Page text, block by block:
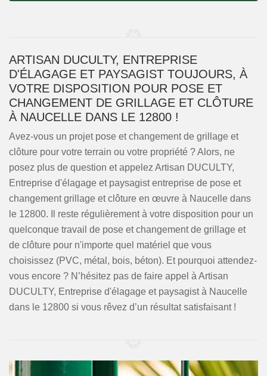
ARTISAN DUCULTY, ENTREPRISE
D'ÉLAGAGE ET PAYSAGIST TOUJOURS, À
VOTRE DISPOSITION POUR POSE ET
CHANGEMENT DE GRILLAGE ET CLÔTURE
À NAUCELLE DANS LE 12800 !
Avez-vous un projet pose et changement de grillage et
clôture pour votre terrain ou votre propriété ? Alors, ne
posez plus de question et appelez Artisan DUCULTY,
Entreprise d'élagage et paysagist entreprise de pose et
changement grillage et clôture en œuvre à Naucelle dans
le 12800. Il reste régulièrement à votre disposition pour un
quelconque travail de pose et changement de grillage et
de clôture pour n'importe quel matériel que vous
choisissez (PVC, métal, bois, béton). Et pourquoi attendez-
vous encore ? N’hésitez pas de faire appel à Artisan
DUCULTY, Entreprise d'élagage et paysagist à Naucelle
dans le 12800 si vous rêvez d’un résultat satisfaisant !